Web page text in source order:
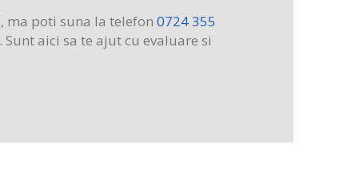
, ma poti suna la telefon 0724 355
aici sa te ajut cu evaluare si